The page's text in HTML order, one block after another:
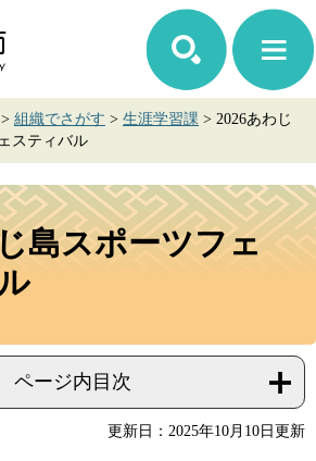
> 組織でさがす > 生涯学習課 > 2026あわじ
スティバル
島スポーツフェ
ページ内目次
更新日：2025年10月10日更新